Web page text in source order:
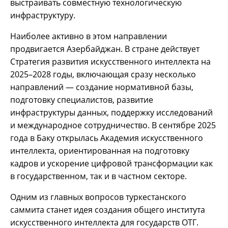
выстраивать совместную технологическую
инфраструктуру.
Наиболее активно в этом направлении
продвигается Азербайджан. В стране действует
Стратегия развития искусственного интеллекта на
2025–2028 годы, включающая сразу несколько
направлений — создание нормативной базы,
подготовку специалистов, развитие
инфраструктуры данных, поддержку исследований
и международное сотрудничество. В сентябре 2025
года в Баку открылась Академия искусственного
интеллекта, ориентированная на подготовку
кадров и ускорение цифровой трансформации как
в государственном, так и в частном секторе.
Одним из главных вопросов туркестанского
саммита станет идея создания общего института
искусственного интеллекта для государств ОТГ.